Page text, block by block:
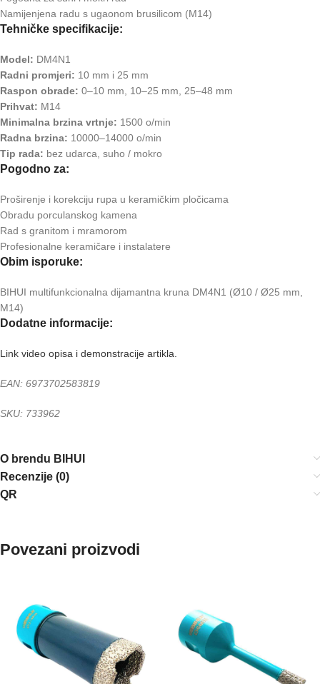
Namijenjena radu s ugaonom brusilicom (M14)
Tehničke specifikacije:
Model: DM4N1
Radni promjeri: 10 mm i 25 mm
Raspon obrade: 0–10 mm, 10–25 mm, 25–48 mm
Prihvat: M14
Minimalna brzina vrtnje: 1500 o/min
Radna brzina: 10000–14000 o/min
Tip rada: bez udarca, suho / mokro
Pogodno za:
Proširenje i korekciju rupa u keramičkim pločicama
Obradu porculanskog kamena
Rad s granitom i mramorom
Profesionalne keramičare i instalatere
Obim isporuke:
BIHUI multifunkcionalna dijamantna kruna DM4N1 (Ø10 / Ø25 mm,
M14)
Dodatne informacije:
Link video opisa i demonstracije artikla.
EAN: 6973702583819
SKU: 733962
O brendu BIHUI
Recenzije (0)
QR
Povezani proizvodi